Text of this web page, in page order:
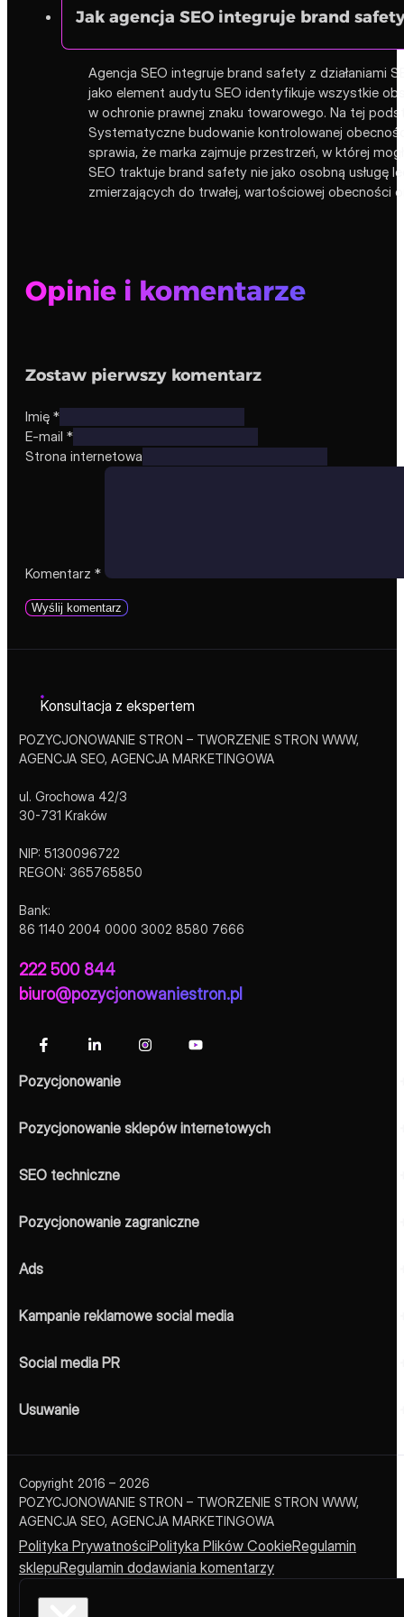
Jak agencja SEO integruje brand
Agencja SEO integruje brand safety z działaniami
jako element audytu SEO identyfikuje wszystkie
w ochronie prawnej znaku towarowego. Na tej
Systematyczne budowanie kontrolowanej
sprawia, że marka zajmuje przestrzeń, w której
SEO traktuje brand safety nie jako osobną usługę
zmierzających do trwałej, wartościowej obecności
Opinie i komentarze
Zostaw pierwszy komentarz
Imię *
E-mail *
Strona internetowa
Komentarz *
Konsultacja z ekspertem
POZYCJONOWANIE STRON – TWORZENIE STRON WWW,
AGENCJA SEO, AGENCJA MARKETINGOWA
ul. Grochowa 42/3
30-731 Kraków
NIP: 5130096722
REGON: 365765850
Bank:
86 1140 2004 0000 3002 8580 7666
222 500 844
biuro@pozycjonowaniestron.pl
Pozycjonowanie
Pozycjonowanie sklepów internetowych
SEO techniczne
Pozycjonowanie zagraniczne
Ads
Kampanie reklamowe social media
Social media PR
Usuwanie
Copyright 2016 – 2026
POZYCJONOWANIE STRON – TWORZENIE STRON WWW,
AGENCJA SEO, AGENCJA MARKETINGOWA
Polityka PrywatnościPolityka Plików CookieRegulamin
sklepuRegulamin dodawiania komentarzy